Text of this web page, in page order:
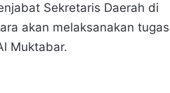
Sekretaris Daerah di
akan melaksanakan tugas
Muktabar.